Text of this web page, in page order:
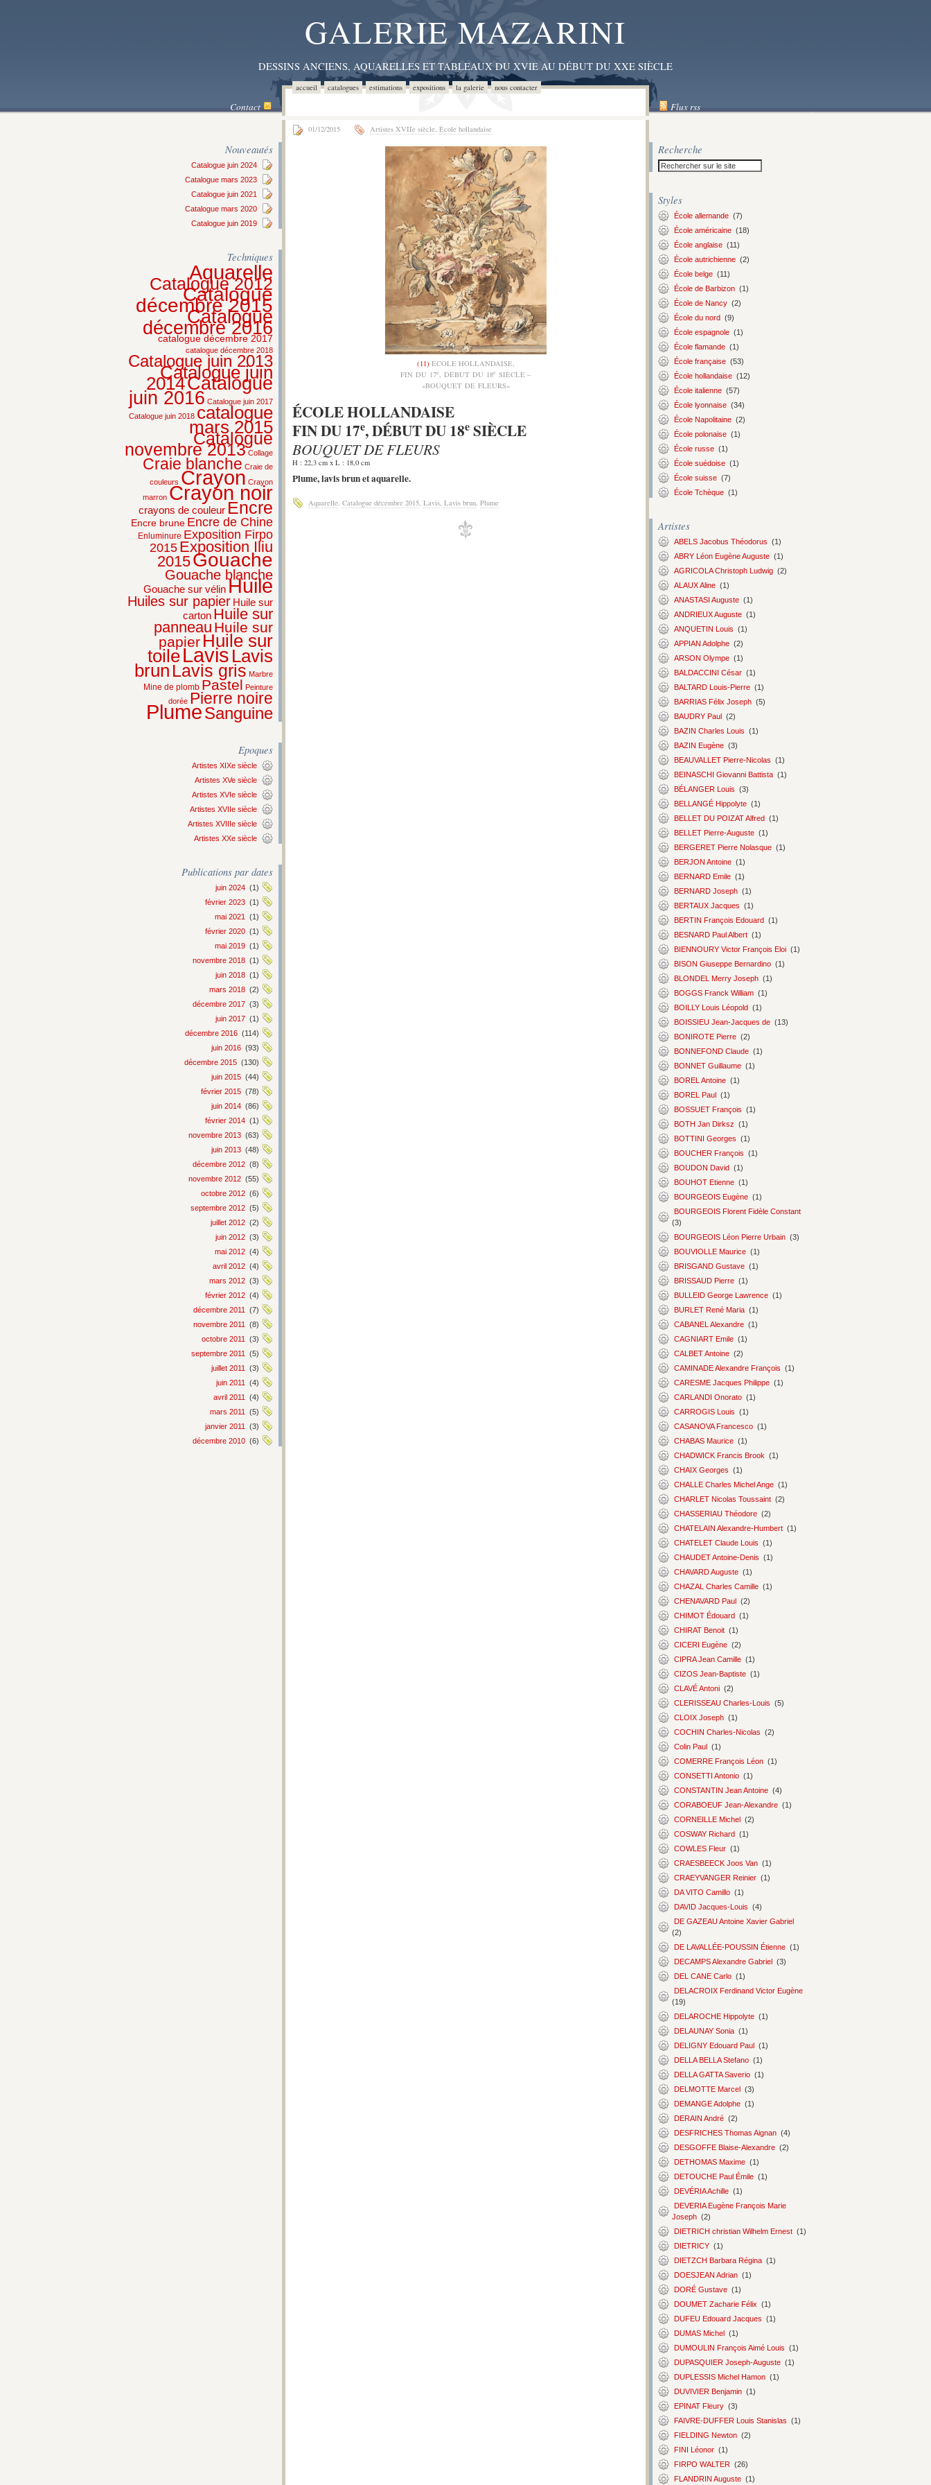
GALERIE MAZARINI
DESSINS ANCIENS, AQUARELLES ET TABLEAUX DU XVIE AU DÉBUT DU XXE SIÈCLE
accueil catalogues estimations expositions la galerie nous contacter
Contact Flux rss
Nouveautés
Catalogue juin 2024
Catalogue mars 2023
Catalogue juin 2021
Catalogue mars 2020
Catalogue juin 2019
Techniques
Aquarelle
Catalogue 2012
Catalogue
décembre 2015
Catalogue
décembre 2016
catalogue décembre 2017
catalogue décembre 2018
Catalogue juin 2013
Catalogue juin
2014Catalogue
juin 2016 Catalogue juin 2017
Catalogue juin 2018 catalogue
mars 2015
Catalogue
novembre 2013 Collage
Craie blanche Craie de
couleurs Crayon Crayon
marron Crayon noir
crayons de couleur Encre
Encre brune Encre de Chine
Enluminure Exposition Firpo
2015 Exposition Iliu
2015Gouache
Gouache blanche
Gouache sur vélinHuile
Huiles sur papier Huile sur
carton Huile sur
panneau Huile sur
papier Huile sur
toileLavis Lavis
brun Lavis gris Marbre
Mine de plomb Pastel Peinture
dorée Pierre noire
PlumeSanguine
Epoques
Artistes XIXe siècle
Artistes XVe siècle
Artistes XVIe siècle
Artistes XVIIe siècle
Artistes XVIIIe siècle
Artistes XXe siècle
Publications par dates
juin 2024 (1)
février 2023 (1)
mai 2021
(1)
février 2020 (1)
mai 2019 (1)
novembre 2018 (1)
juin 2018 (1)
mars 2018 (2)
décembre 2017 (3)
juin 2017 (1)
décembre 2016 (114)
juin 2016 (93)
décembre 2015 (130)
juin 2015 (44)
février 2015 (78)
juin 2014 (86)
février 2014 (1)
novembre 2013 (63)
juin 2013 (48)
décembre 2012 (8)
novembre 2012 (55)
octobre 2012 (6)
septembre 2012 (5)
juillet 2012 (2)
juin 2012 (3)
mai 2012 (4)
avril 2012 (4)
mars 2012 (3)
février 2012 (4)
décembre 2011
(7)
novembre 2011
(8)
octobre 2011
(3)
septembre 2011
(5)
juillet 2011
(3)
juin 2011
(4)
avril 2011
(4)
mars 2011
(5)
janvier 2011
(3)
décembre 2010 (6)
01/12/2015 Artistes XVIIe siècle, École hollandaise
(11) ÉCOLE HOLLANDAISE,
FIN DU 17e , DÉBUT DU 18e SIÈCLE –
«BOUQUET DE FLEURS»
ÉCOLE HOLLANDAISE
FIN DU 17e, DÉBUT DU 18e SIÈCLE
BOUQUET DE FLEURS
H : 22,3 cm x L : 18,0 cm
Plume, lavis brun et aquarelle.
Aquarelle Catalogue décembre 2015 Lavis Lavis brun Plume
Recherche
Styles
École allemande (7)
École américaine (18)
École anglaise (11)
École autrichienne (2)
École belge (11)
École de Barbizon (1)
École de Nancy (2)
École du nord (9)
École espagnole (1)
École flamande (1)
École française (53)
École hollandaise (12)
École italienne (57)
École lyonnaise (34)
École Napolitaine (2)
École polonaise (1)
École russe (1)
École suédoise (1)
École suisse (7)
École Tchèque (1)
Artistes
ABELS Jacobus Théodorus (1)
ABRY Léon Eugène Auguste (1)
AGRICOLA Christoph Ludwig (2)
ALAUX Aline (1)
ANASTASI Auguste (1)
ANDRIEUX Auguste (1)
ANQUETIN Louis (1)
APPIAN Adolphe (2)
ARSON Olympe (1)
BALDACCINI César (1)
BALTARD Louis-Pierre (1)
BARRIAS Félix Joseph (5)
BAUDRY Paul (2)
BAZIN Charles Louis (1)
BAZIN Eugène (3)
BEAUVALLET Pierre-Nicolas (1)
BEINASCHI Giovanni Battista (1)
BÉLANGER Louis (3)
BELLANGÉ Hippolyte (1)
BELLET DU POIZAT Alfred (1)
BELLET Pierre-Auguste (1)
BERGERET Pierre Nolasque (1)
BERJON Antoine (1)
BERNARD Emile (1)
BERNARD Joseph (1)
BERTAUX Jacques (1)
BERTIN François Edouard (1)
BESNARD Paul Albert (1)
BIENNOURY Victor François Eloi (1)
BISON Giuseppe Bernardino (1)
BLONDEL Merry Joseph (1)
BOGGS Franck William (1)
BOILLY Louis Léopold (1)
BOISSIEU Jean-Jacques de (13)
BONIROTE Pierre (2)
BONNEFOND Claude (1)
BONNET Guillaume (1)
BOREL Antoine (1)
BOREL Paul (1)
BOSSUET François (1)
BOTH Jan Dirksz (1)
BOTTINI Georges (1)
BOUCHER François (1)
BOUDON David (1)
BOUHOT Etienne (1)
BOURGEOIS Eugène (1)
BOURGEOIS Florent Fidèle Constant
(3)
BOURGEOIS Léon Pierre Urbain (3)
BOUVIOLLE Maurice (1)
BRISGAND Gustave (1)
BRISSAUD Pierre (1)
BULLEID George Lawrence (1)
BURLET René Maria (1)
CABANEL Alexandre (1)
CAGNIART Emile (1)
CALBET Antoine (2)
CAMINADE Alexandre François (1)
CARESME Jacques Philippe (1)
CARLANDI Onorato (1)
CARROGIS Louis (1)
CASANOVA Francesco (1)
CHABAS Maurice (1)
CHADWICK Francis Brook (1)
CHAIX Georges (1)
CHALLE Charles Michel Ange (1)
CHARLET Nicolas Toussaint (2)
CHASSERIAU Théodore (2)
CHATELAIN Alexandre-Humbert (1)
CHATELET Claude Louis (1)
CHAUDET Antoine-Denis (1)
CHAVARD Auguste (1)
CHAZAL Charles Camille (1)
CHENAVARD Paul (2)
CHIMOT Édouard (1)
CHIRAT Benoit (1)
CICERI Eugène (2)
CIPRA Jean Camille (1)
CIZOS Jean-Baptiste (1)
CLAVÉ Antoni (2)
CLERISSEAU Charles-Louis (5)
CLOIX Joseph (1)
COCHIN Charles-Nicolas (2)
Colin Paul (1)
COMERRE François Léon (1)
CONSETTI Antonio (1)
CONSTANTIN Jean Antoine (4)
CORABOEUF Jean-Alexandre (1)
CORNEILLE Michel (2)
COSWAY Richard (1)
COWLES Fleur (1)
CRAESBEECK Joos Van (1)
CRAEYVANGER Reinier (1)
DA VITO Camillo (1)
DAVID Jacques-Louis (4)
DE GAZEAU Antoine Xavier Gabriel
(2)
DE LAVALLÉE-POUSSIN Étienne (1)
DECAMPS Alexandre Gabriel (3)
DEL CANE Carlo (1)
DELACROIX Ferdinand Victor Eugène
(19)
DELAROCHE Hippolyte (1)
DELAUNAY Sonia (1)
DELIGNY Edouard Paul (1)
DELLA BELLA Stefano (1)
DELLA GATTA Saverio (1)
DELMOTTE Marcel (3)
DEMANGE Adolphe (1)
DERAIN André (2)
DESFRICHES Thomas Aignan (4)
DESGOFFE Blaise-Alexandre (2)
DETHOMAS Maxime (1)
DETOUCHE Paul Émile (1)
DEVÉRIA Achille (1)
DEVERIA Eugène François Marie
Joseph (2)
DIETRICH christian Wilhelm Ernest (1)
DIETRICY (1)
DIETZCH Barbara Régina (1)
DOESJEAN Adrian (1)
DORÉ Gustave (1)
DOUMET Zacharie Félix (1)
DUFEU Edouard Jacques (1)
DUMAS Michel (1)
DUMOULIN François Aimé Louis (1)
DUPASQUIER Joseph-Auguste (1)
DUPLESSIS Michel Hamon (1)
DUVIVIER Benjamin (1)
EPINAT Fleury (3)
FAIVRE-DUFFER Louis Stanislas (1)
FIELDING Newton (2)
FINI Léonor (1)
FIRPO WALTER (26)
FLANDRIN Auguste (1)